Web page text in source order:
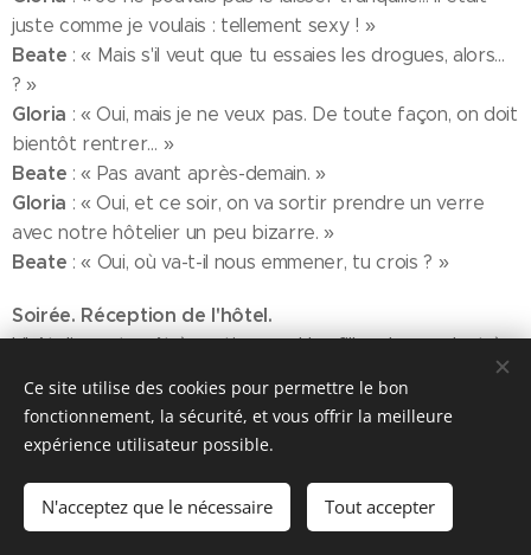
juste comme je voulais : tellement sexy ! »
Beate : « Mais s'il veut que tu essaies les drogues, alors…
? »
Gloria : « Oui, mais je ne veux pas. De toute façon, on doit
bientôt rentrer… »
Beate : « Pas avant après-demain. »
Gloria : « Oui, et ce soir, on va sortir prendre un verre
avec notre hôtelier un peu bizarre. »
Beate : « Oui, où va-t-il nous emmener, tu crois ? »
Soirée. Réception de l'hôtel.
L'hôtelier est prêt à partir quand les filles descendent à
la réception, où la réceptionniste féminine prend le relais.
L'hôtelier pense : « Enfin elles viennent avec leur deux «
chattes »… »
Cargo, vous avez entendu parler de cet endroit ? Là où
parfois on danse sur les tables ? »
Ce site utilise des cookies pour permettre le bon
fonctionnement, la sécurité, et vous offrir la meilleure
expérience utilisateur possible.
N'acceptez que le nécessaire Tout accepter